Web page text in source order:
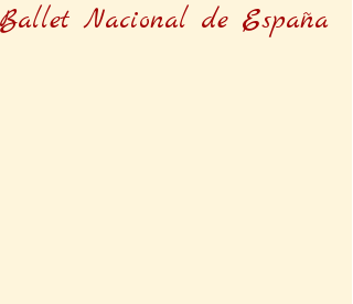
Ballet Nacional de España